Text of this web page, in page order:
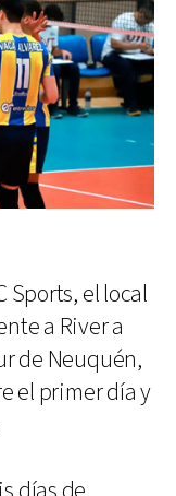
Sports, el local
a River a
de Neuquén,
el primer día y